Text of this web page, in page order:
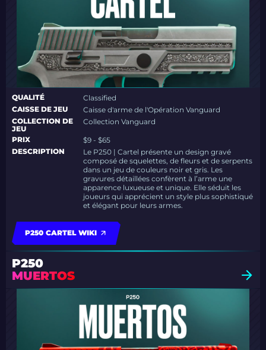
QUALITÉ
Classified
CAISSE DE JEU
Caisse d'arme de l'Opération Vanguard
COLLECTION DE
JEU
Collection Vanguard
PRIX
$9 - $65
DESCRIPTION
Le P250 | Cartel présente un design gravé
composé de squelettes, de fleurs et de serpents
dans un jeu de couleurs noir et gris. Les
gravures détaillées confèrent à l’arme une
apparence luxueuse et unique. Elle séduit les
joueurs qui apprécient un style plus sophistiqué
et élégant pour leurs armes.
P250 CARTEL WIKI
P250
MUERTOS